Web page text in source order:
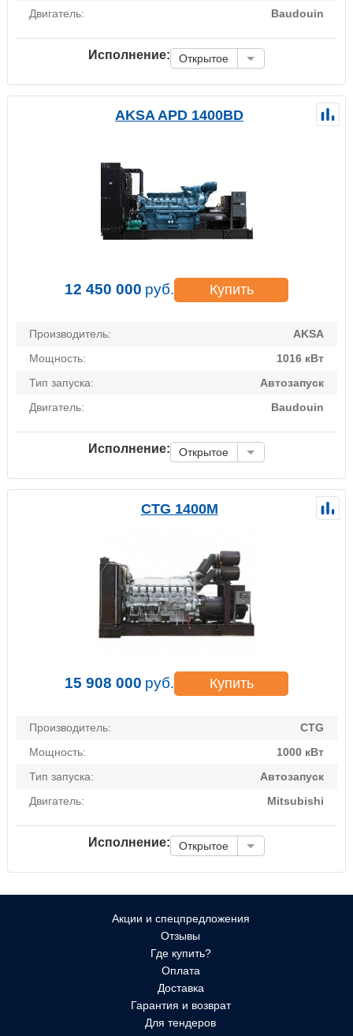
Двигатель:
Baudouin
Исполнение: Открытое
AKSA APD 1400BD
12 450 000 руб. Купить
Производитель:
AKSA
Мощность:
1016 кВт
Тип запуска:
Автозапуск
Двигатель:
Baudouin
Исполнение: Открытое
CTG 1400M
15 908 000 руб. Купить
Производитель:
CTG
Мощность:
1000 кВт
Тип запуска:
Автозапуск
Двигатель:
Mitsubishi
Исполнение: Открытое
Акции и спецпредложения
Отзывы
Где купить?
Оплата
Доставка
Гарантия и возврат
Для тендеров